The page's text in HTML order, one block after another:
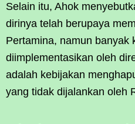
Selain itu, Ahok
dirinya telah berupaya
Pertamina, namun banyak
diimplementasikan oleh
adalah kebijakan
yang tidak dijalankan oleh